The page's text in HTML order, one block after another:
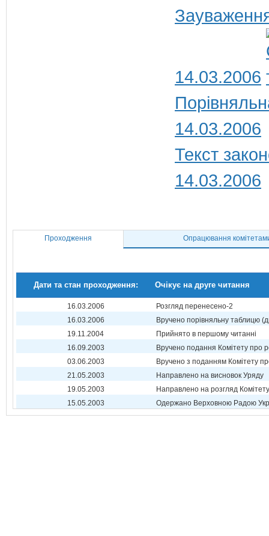
14.03.2006
14.03.2006
Текст
14.03.2006
Проходження Опрацювання
Дати та стан проходження: Очікує на друге читання
16.03.2006
Розгляд перенесено-2
16.03.2006
Вручено порівняльну таблицю
19.11.2004
Прийнято в першому читанні
16.09.2003
Вручено подання Комітету про
03.06.2003
Вручено з поданням Комітету
21.05.2003
Направлено на висновок Уряду
19.05.2003
Направлено на розгляд Комітету
15.05.2003
Одержано Верховною Радою